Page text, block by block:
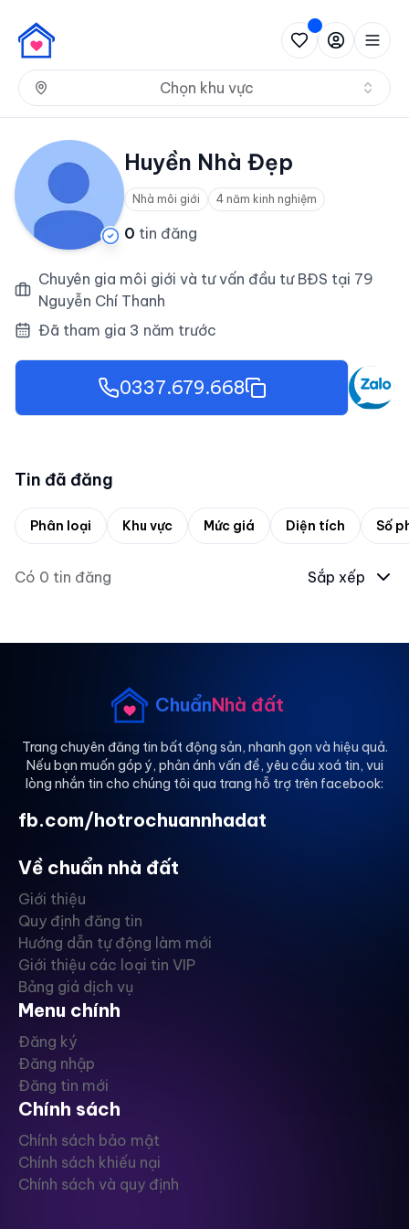
Chọn khu vực
Huyền Nhà Đẹp
Nhà môi giới 4 năm kinh nghiệm
0 tin đăng
Chuyên gia môi giới và tư vấn đầu tư BĐS tại 79
Nguyễn Chí Thanh
Đã tham gia 3 năm trước
0337.679.668
Tin đã đăng
Phân loại Khu vực Mức giá Diện tích Số
Có 0 tin đăng Sắp xếp
ChuẩnNhà đất
Trang chuyên đăng tin bất động sản, nhanh gọn và hiệu quả.
Nếu bạn muốn góp ý, phản ánh vấn đề, yêu cầu xoá tin, vui
lòng nhắn tin cho chúng tôi qua trang hỗ trợ trên facebook:
fb.com/hotrochuannhadat
Về chuẩn nhà đất
Giới thiệu
Quy định đăng tin
Hướng dẫn tự động làm mới
Giới thiệu các loại tin VIP
Bảng giá dịch vụ
Menu chính
Đăng ký
Đăng nhập
Đăng tin mới
Chính sách
Chính sách bảo mật
Chính sách khiếu nại
Chính sách và quy định